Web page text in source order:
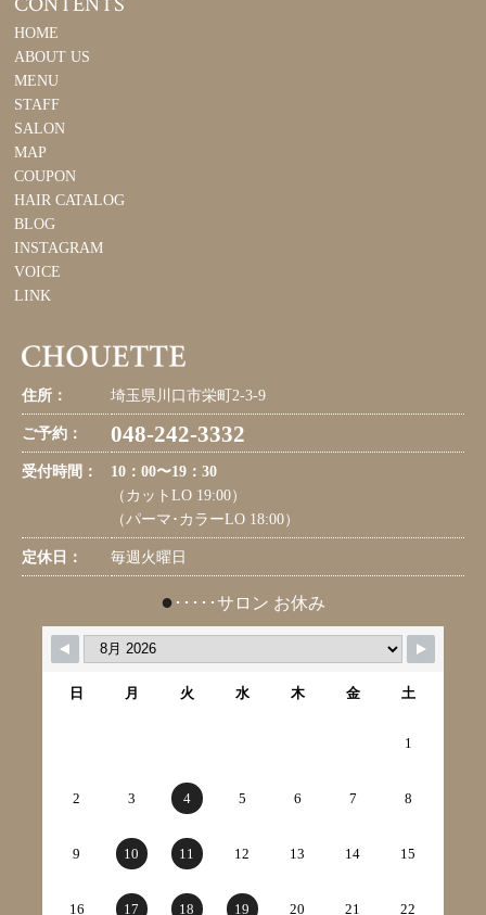
HOME
ABOUT US
MENU
STAFF
SALON
MAP
COUPON
HAIR CATALOG
BLOG
INSTAGRAM
VOICE
LINK
住所： 埼玉県川口市栄町2-3-9
ご予約： 048-242-3332
受付時間：
10：00〜19：30
（カットLO 19:00）
（パーマ･カラーLO 18:00）
定休日： 毎週火曜日
● ･････サロン お休み
日 月 火 水 木 金 土
1
2 3 4 5 6 7 8
9 10 11 12 13 14 15
16 17 18 19 20 21 22